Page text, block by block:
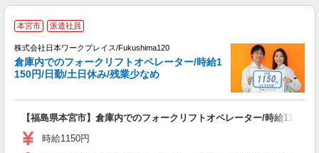
本宮市 派遣社員
株式会社日本ワークプレイス/Fukushima120
倉庫内でのフォークリフトオペレーター/時給1
150円/日勤/土日休み/残業少なめ
【福島県本宮市】倉庫内でのフォークリフトオペレーター/時給1150円
時給1150円